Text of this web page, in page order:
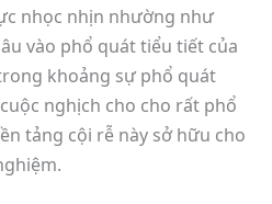
nhọc nhịn nhường như
vào phổ quát tiểu tiết của
khoảng sự phổ quát
nghịch cho cho rất phổ
tảng cội rễ này sở hữu cho